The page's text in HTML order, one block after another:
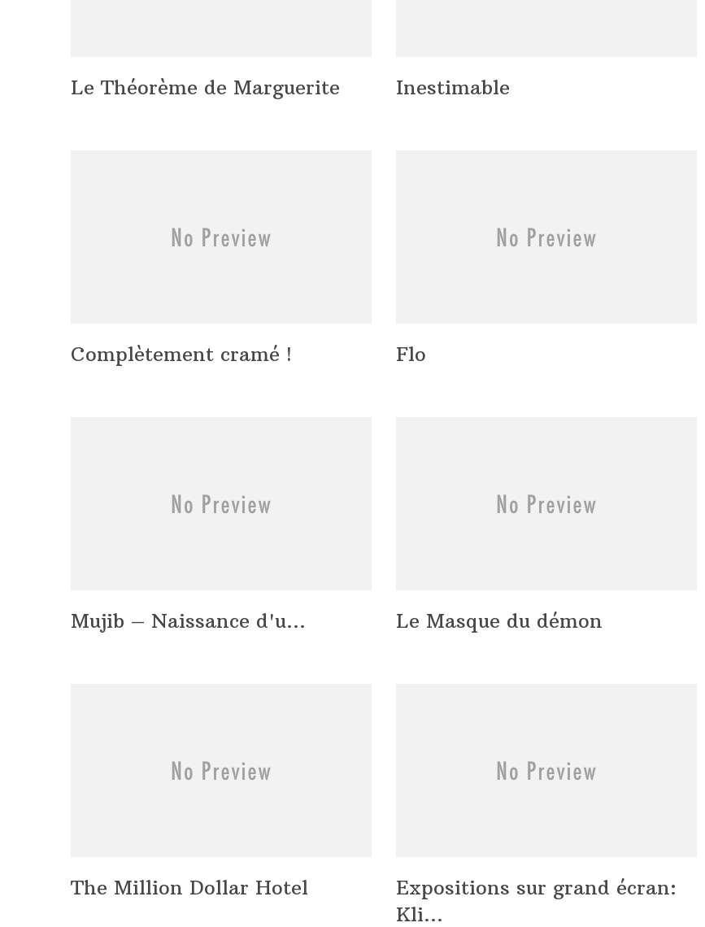
Le Théorème de Marguerite Inestimable
Complètement cramé ! Flo
Mujib – Naissance d'u... Le Masque du démon
The Million Dollar Hotel
Expositions sur grand écran:
Kli...